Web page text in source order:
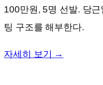
100만원, 5명 선발. 당
팅 구조를 해부한다.
자세히 보기 →